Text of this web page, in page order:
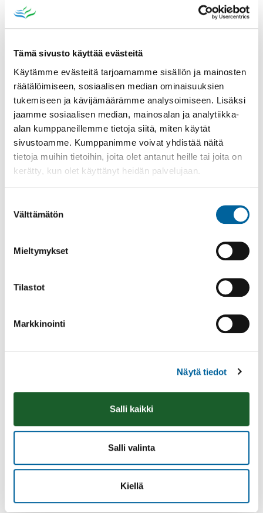
Tämä sivusto käyttää evästeitä
Käytämme evästeitä tarjoamamme sisällön ja mainosten
räätälöimiseen, sosiaalisen median ominaisuuksien
tukemiseen ja kävijämäärämme analysoimiseen. Lisäksi
jaamme sosiaalisen median, mainosalan ja analytiikka-
alan kumppaneillemme tietoja siitä, miten käytät
sivustoamme. Kumppanimme voivat yhdistää näitä
tietoja muihin tietoihin, joita olet antanut heille tai joita on
kerätty, kun olet käyttänyt heidän palvelujaan.
valinta
Välttämätön
Mieltymykset
Tilastot
Markkinointi
Näytä tiedot
Salli kaikki
Salli valinta
Kiellä
IKAALISTEN ISÄNNÄNVIIRI
KYLÄT YLI KUNTARAJOJEN HANKE
JYLLI
KARTTU
LAHDENPOHJAN ALUEEN KYLÄT
TUTUSTU LAHDENPOHJAN KYLIIN
PALVELUT JA YRITYKSET
KYLÄN ILMOITUSTAULU